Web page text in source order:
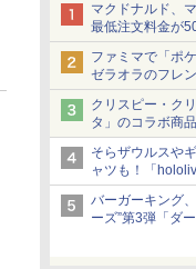
マクドナルド、
最低注文料金が
1,500円から受付
ファミマで「ポ
ゼラオラのフレ
ーン開催！
クリスピー・ク
タ」のコラボ商
売
組分け帽子ドー
登場
そらザウルスや
ャツも！「
ラインナップ公
バーガーキング
ーズ”第3弾「ダ
「特製ガーリッ